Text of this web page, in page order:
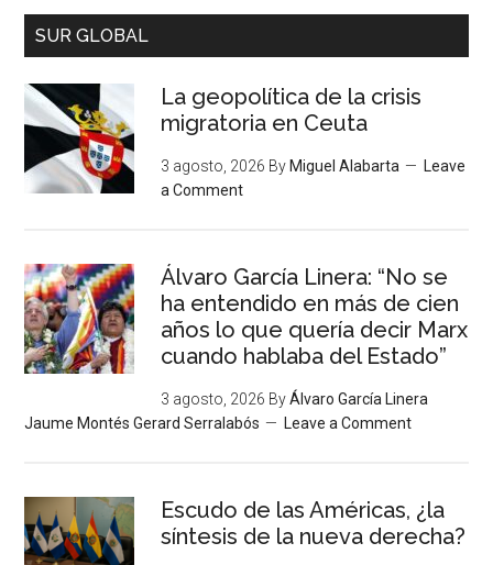
SUR GLOBAL
La geopolítica de la crisis
migratoria en Ceuta
3 agosto, 2026 By Miguel Alabarta
Leave
a Comment
Álvaro García Linera: “No se
ha entendido en más de cien
años lo que quería decir Marx
cuando hablaba del Estado”
3 agosto, 2026 ByÁlvaro García Linera
Jaume Montés Gerard Serralabós
Leave a Comment
Escudo de las Américas, ¿la
síntesis de la nueva derecha?